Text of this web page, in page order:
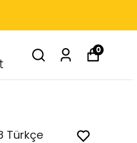
0
Türkçe